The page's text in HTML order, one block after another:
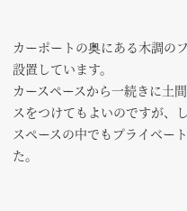
カーポートの奥にある木調の
設置しています。
カースペースから一続きに土
スをつけてもよいのですが、
スペースの中でもプライベー
た。